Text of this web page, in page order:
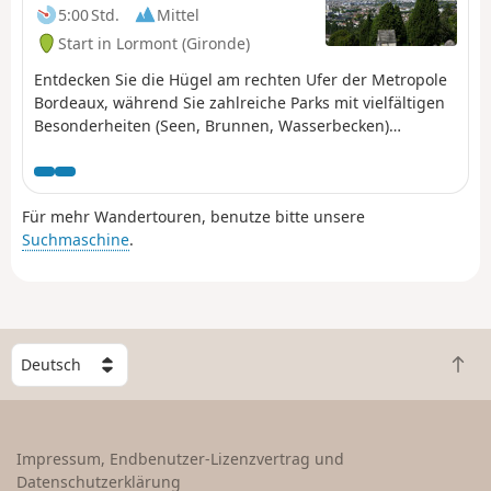
5:00 Std.
Mittel
Start in Lormont (Gironde)
Entdecken Sie die Hügel am rechten Ufer der Metropole
Bordeaux, während Sie zahlreiche Parks mit vielfältigen
Besonderheiten (Seen, Brunnen, Wasserbecken)
Blick auf das rechte Ufer.
Für mehr Wandertouren, benutze bitte unsere
Suchmaschine.
W
h
e
Z
u
Impressum, Endbenutzer-Lizenzvertrag und
Datenschutzerklärung